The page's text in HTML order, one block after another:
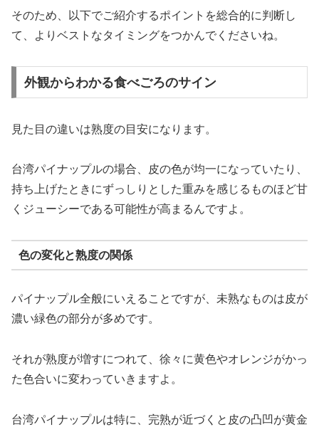
そのため、以下でご紹介するポイントを総合的に判断し
て、よりベストなタイミングをつかんでくださいね。
外観からわかる食べごろのサイン
見た目の違いは熟度の目安になります。
台湾パイナップルの場合、皮の色が均一になっていたり、
持ち上げたときにずっしりとした重みを感じるものほど甘
くジューシーである可能性が高まるんですよ。
色の変化と熟度の関係
パイナップル全般にいえることですが、未熟なものは皮が
濃い緑色の部分が多めです。
それが熟度が増すにつれて、徐々に黄色やオレンジがかっ
た色合いに変わっていきますよ。
台湾パイナップルは特に、完熟が近づくと皮の凸凹が黄金